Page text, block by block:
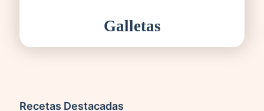
Galletas
Recetas Destacadas